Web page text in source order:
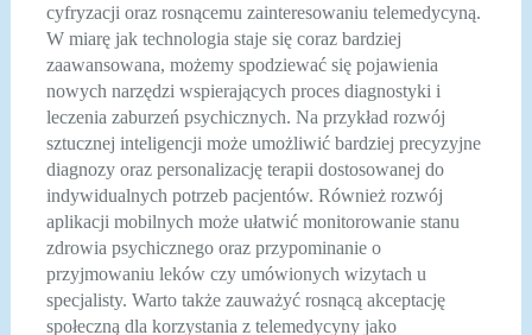
cyfryzacji oraz rosnącemu zainteresowaniu telemedycyną.
W miarę jak technologia staje się coraz bardziej
zaawansowana, możemy spodziewać się pojawienia
nowych narzędzi wspierających proces diagnostyki i
leczenia zaburzeń psychicznych. Na przykład rozwój
sztucznej inteligencji może umożliwić bardziej precyzyjne
diagnozy oraz personalizację terapii dostosowanej do
indywidualnych potrzeb pacjentów. Również rozwój
aplikacji mobilnych może ułatwić monitorowanie stanu
zdrowia psychicznego oraz przypominanie o
przyjmowaniu leków czy umówionych wizytach u
specjalisty. Warto także zauważyć rosnącą akceptację
społeczną dla korzystania z telemedycyny jako